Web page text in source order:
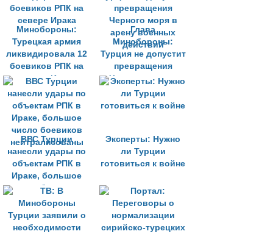
Минобороны:
Турецкая армия
ликвидировала 12
боевиков РПК на
севере Ирака
Глава
Минобороны:
Турция не допустит
превращения
Черного моря в
арену военных
действий
ВВС Турции
нанесли удары по
объектам РПК в
Ираке, большое
число боевиков
нейтрализованы
Эксперты: Нужно
ли Турции
готовиться к войне